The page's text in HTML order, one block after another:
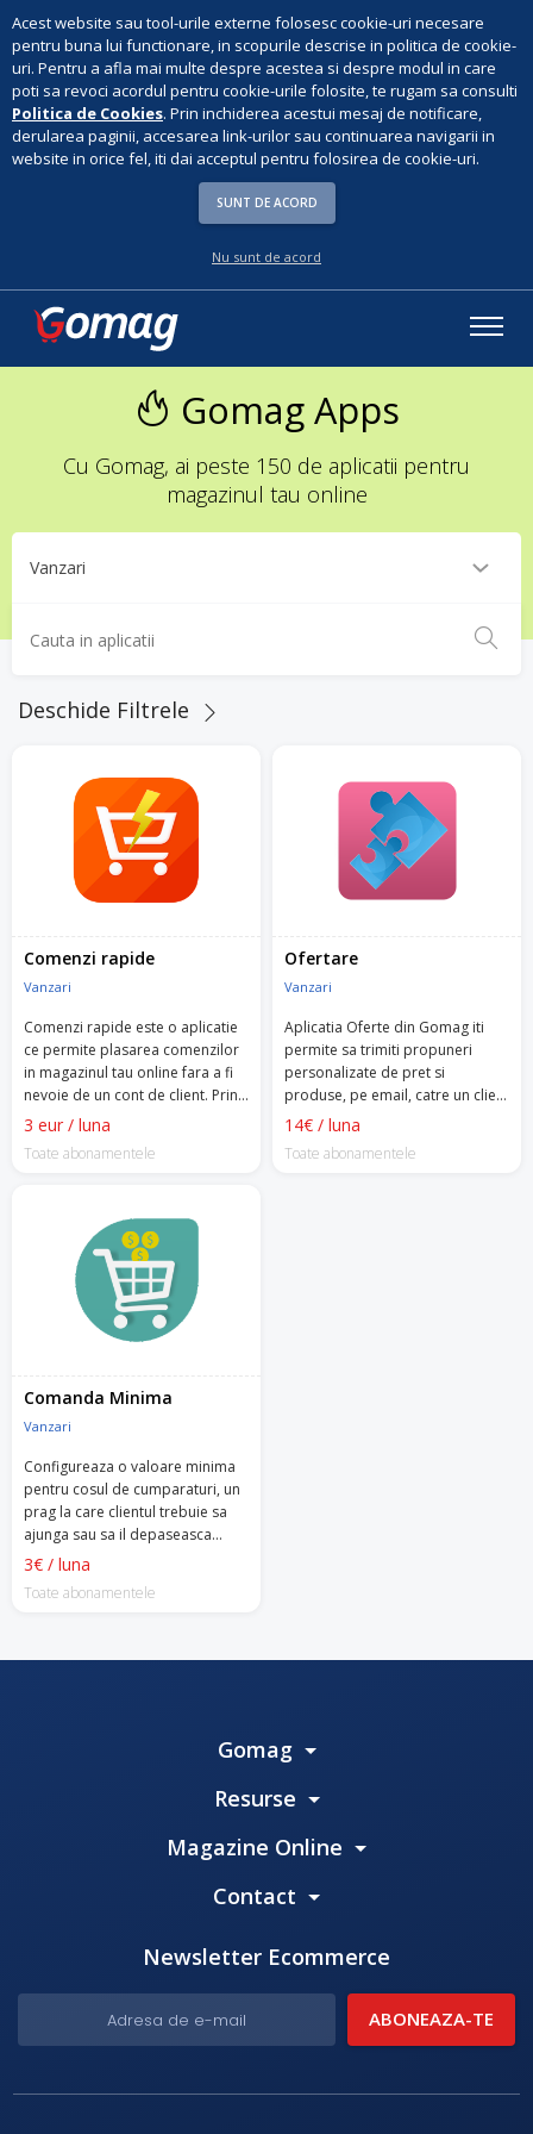
Acest website sau tool-urile externe folosesc cookie-uri necesare
pentru buna lui functionare, in scopurile descrise in politica de cookie-
uri. Pentru a afla mai multe despre acestea si despre modul in care
poti sa revoci acordul pentru cookie-urile folosite, te rugam sa consulti
Politica de Cookies. Prin inchiderea acestui mesaj de notificare,
derularea paginii, accesarea link-urilor sau continuarea navigarii in
website in orice fel, iti dai acceptul pentru folosirea de cookie-uri.
SUNT DE ACORD
Nu sunt de acord
Gomag Apps
Cu Gomag, ai peste 150 de aplicatii pentru
magazinul tau online
Deschide Filtrele
Comenzi rapide
Vanzari
Comenzi rapide este o aplicatie
ce permite plasarea comenzilor
in magazinul tau online fara a fi
nevoie de un cont de client. Prin
simpla apasare a unui buton,
dorite rapid si simplu.
3 eur / luna
Toate abonamentele
Ofertare
Vanzari
Aplicatia Oferte din Gomag iti
permite sa trimiti propuneri
personalizate de pret si
produse, pe email, catre un client
specific.
14€ / luna
Toate abonamentele
Comanda Minima
Vanzari
Configureaza o valoare minima
pentru cosul de cumparaturi, un
prag la care clientul trebuie sa
ajunga sau sa il depaseasca
pentru a putea plasa comanda.
3€ / luna
Toate abonamentele
Gomag
Resurse
Magazine Online
Contact
Newsletter Ecommerce